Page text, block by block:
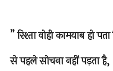
” रिश्ता वोही कामयाब हो
से पहले सोचना नहीं पड़ता है,